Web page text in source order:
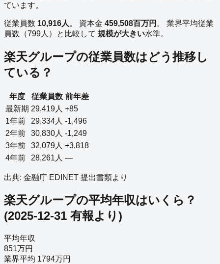
ています。
従業員数 10,916人 。 資本金 459,508百万円 。
業界平均従業
員数（799人）と比較して 規模が大きい水準。
楽天グループの従業員数はどう推移し
ている？
年度 従業員数 前年差
最新期 29,419人 +85
1年前
29,334人 -1,496
2年前
30,830人 -1,249
3年前
32,079人 +3,818
4年前
28,261 人 —
出典: 金融庁 EDINET 提出書類より
楽天グループの平均年収はいくら？
(2025-12-31 有報より)
平均年収
851万円
業界平均 1794万円